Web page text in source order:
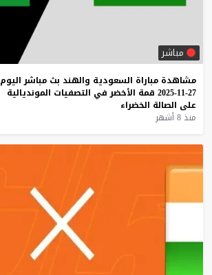
مباشر
مشاهدة مباراة السعودية والهند بث مباشر اليوم
27-11-2025
قمة الأخضر في التصفيات المونديالية
على الصالة الخضراء
منذ 8 أشهر